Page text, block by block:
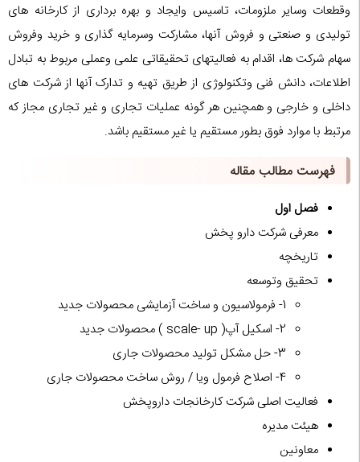
وقطعات وسایر ملزومات، تاسیس وایجاد و بهره برداری از کارخانه های
تولیدی و صنعتی و فروش آنها، مشارکت وسرمایه گذاری و خرید وفروش
سهام شرکت ها، اقدام به فعالیتهای تحقیقاتی علمی وعملی مربوط به تبادل
اطلاعات، دانش فنی وتکنولوژی از طریق تهیه و تدارک آنها از شرکت های
داخلی و خارجی و همچنین هر گونه عملیات تجاری و غیر تجاری مجاز که
مرتبط با موارد فوق بطور مستقیم یا غیر مستقیم باشد.
فهرست مطالب مقاله
فصل اول
معرفی شرکت دارو پخش
تاریخچه
تحقیق وتوسعه
1- فرمولاسیون و ساخت آزمایشی محصولات جدید
2- اسکیل آپ( scale- up ) محصولات جدید
3- حل مشکل تولید محصولات جاری
4- اصلاح فرمول ویا / روش ساخت محصولات جاری
فعالیت اصلی شرکت کارخانجات داروپخش
هیئت مدیره
معاونین